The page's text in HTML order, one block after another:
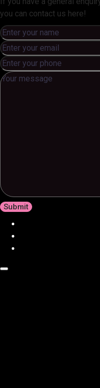
you can contact us here!